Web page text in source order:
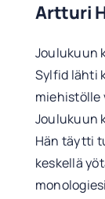
Artturi
Joulukuun
Sylfid lähti
miehistölle
Joulukuun
Hän täytti
keskellä